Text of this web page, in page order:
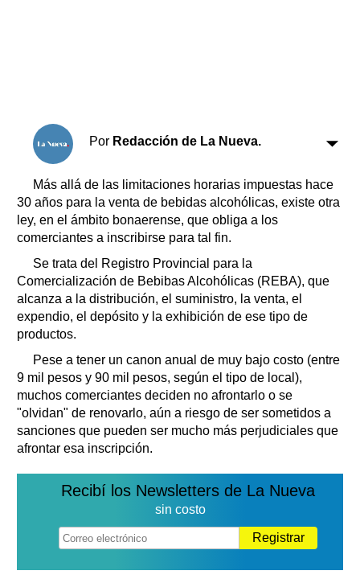
Por Redacción de La Nueva.
Más allá de las limitaciones horarias impuestas hace
30 años para la venta de bebidas alcohólicas, existe otra
ley, en el ámbito bonaerense, que obliga a los
comerciantes a inscribirse para tal fin.
Se trata del Registro Provincial para la
Comercialización de Bebibas Alcohólicas (REBA), que
alcanza a la distribución, el suministro, la venta, el
expendio, el depósito y la exhibición de ese tipo de
productos.
Pese a tener un canon anual de muy bajo costo (entre
9 mil pesos y 90 mil pesos, según el tipo de local),
muchos comerciantes deciden no afrontarlo o se
"olvidan" de renovarlo, aún a riesgo de ser sometidos a
sanciones que pueden ser mucho más perjudiciales que
afrontar esa inscripción.
Recibí los Newsletters de La Nueva
sin costo
Registrar